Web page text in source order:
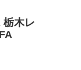
栃木レ